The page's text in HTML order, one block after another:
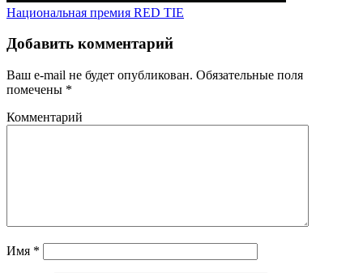
Национальная премия RED TIE
Добавить комментарий
Ваш e-mail не будет опубликован. Обязательные поля
помечены *
Комментарий
Имя *